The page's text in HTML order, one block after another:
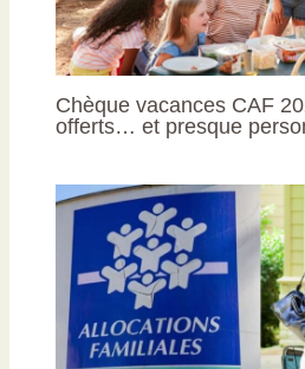
Chèque vacances CAF
offerts… et presque